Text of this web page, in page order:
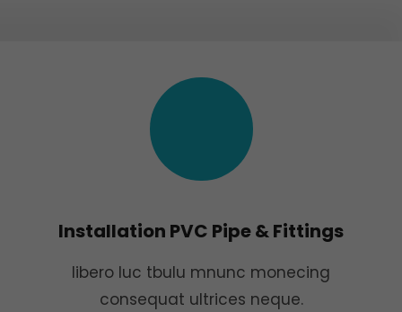
Installation PVC Pipe & Fittings
libero luc tbulu mnunc monecing
consequat ultrices neque.